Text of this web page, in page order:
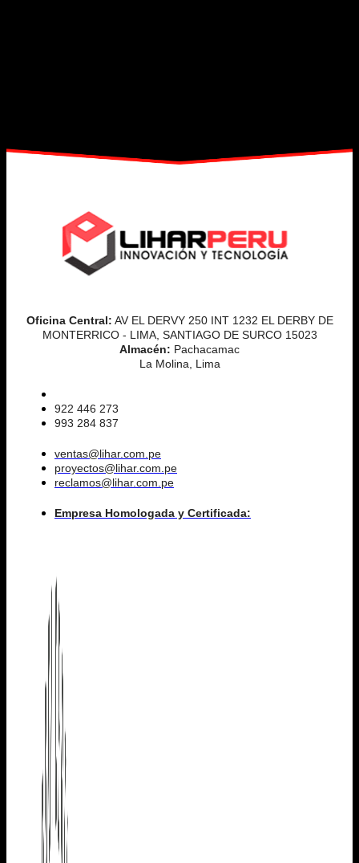
Oficina Central: AV EL DERVY 250 INT 1232 EL DERBY DE
MONTERRICO - LIMA, SANTIAGO DE SURCO 15023
Almacén: Pachacamac
La Molina, Lima
922 446 273
993 284 837
ventas@lihar.com.pe
proyectos@lihar.com.pe
reclamos@lihar.com.pe
Empresa Homologada y Certificada: